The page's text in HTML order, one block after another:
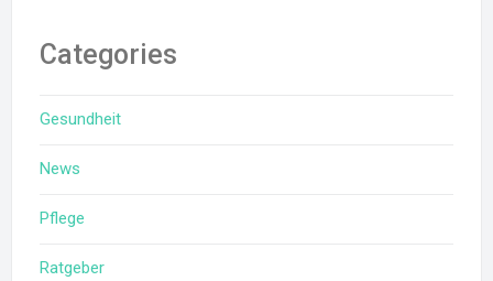
Categories
Gesundheit
News
Pflege
Ratgeber